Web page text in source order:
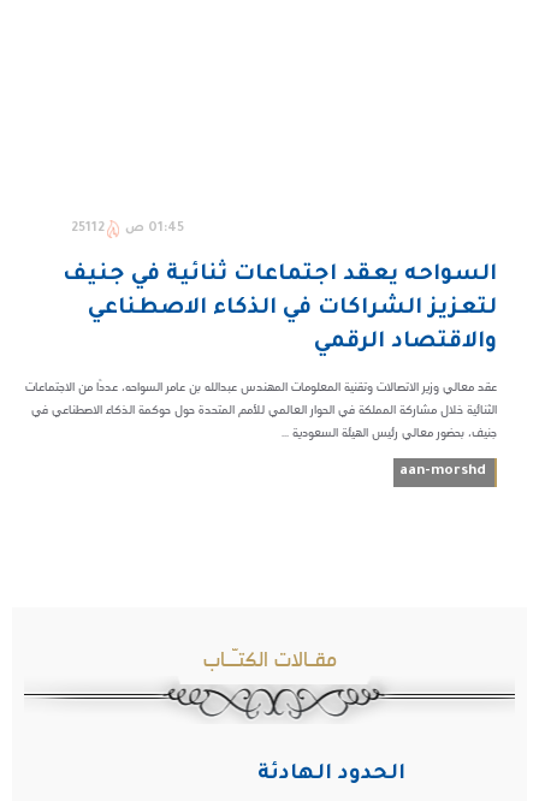
01:45 ص 25112
السواحه يعقد اجتماعات ثنائية في جنيف
لتعزيز الشراكات في الذكاء الاصطناعي
والاقتصاد الرقمي
عقد معالي وزير الاتصالات وتقنية المعلومات المهندس عبدالله بن عامر السواحه، عددًا من الاجتماعات
الثنائية خلال مشاركة المملكة في الحوار العالمي للأمم المتحدة حول حوكمة الذكاء الاصطناعي في
جنيف، بحضور معالي رئيس الهيئة السعودية ...
aan-morshd
مقـالات الكتـّـاب
الحدود الهادئة